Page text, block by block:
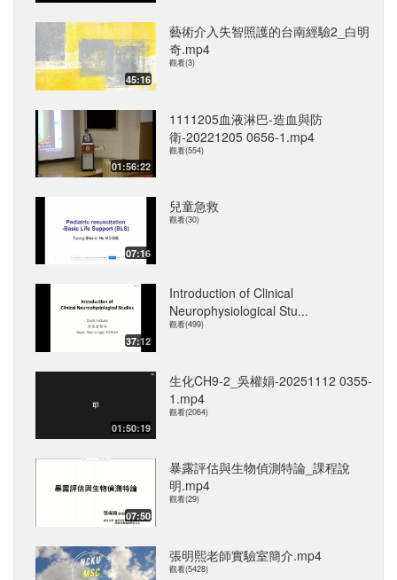
45:16
藝術介入失智照護的台南經驗2_白明
奇.mp4
觀看(3)
01:56:22
1111205血液淋巴-造血與防
衛-20221205 0656-1.mp4
觀看(554)
07:16
兒童急救
觀看(30)
37:12
Introduction of Clinical
Neurophysiological Stu...
觀看(499)
01:50:19
生化CH9-2_吳權娟-20251112 0355-
1.mp4
觀看(2064)
07:50
暴露評估與生物偵測特論_課程說
明.mp4
觀看(29)
張明熙老師實驗室簡介.mp4
觀看(5428)